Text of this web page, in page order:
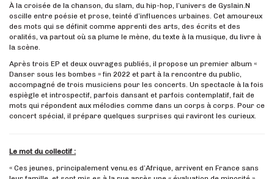
À la croisée de la chanson, du slam, du hip-hop, l’univers de Gyslain.N
oscille entre poésie et prose, teinté d’influences urbaines. Cet amoureux
des mots qui se définit comme apprenti des arts, des écrits et des
oralités, va partout où sa plume le mène, du texte à la musique, du livre à
la scène.
Après trois EP et deux ouvrages publiés, il propose un premier album «
Danser sous les bombes » fin 2022 et part à la rencontre du public,
accompagné de trois musiciens pour les concerts. Un spectacle à la fois
espiègle et introspectif, parfois dansant et parfois contemplatif, fait de
mots qui répondent aux mélodies comme dans un corps à corps. Pour ce
concert spécial, il prépare quelques surprises qui raviront les curieux.
Le mot du collectif :
« Ces jeunes, principalement venu.es d’Afrique, arrivent en France sans